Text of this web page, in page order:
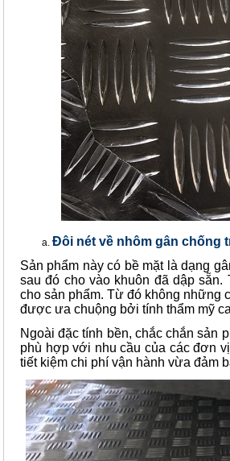
Đôi nét về nhôm gân chống
Sản phẩm này có bề mặt là dạng
sau đó cho vào khuôn đã dập
cho sản phẩm. Từ đó không những
được ưa chuộng bởi tính thẩm mỹ
Ngoài đặc tính bền, chắc chắn sản
phù hợp với nhu cầu của các đơn
tiết kiệm chi phí vận hành vừa đảm